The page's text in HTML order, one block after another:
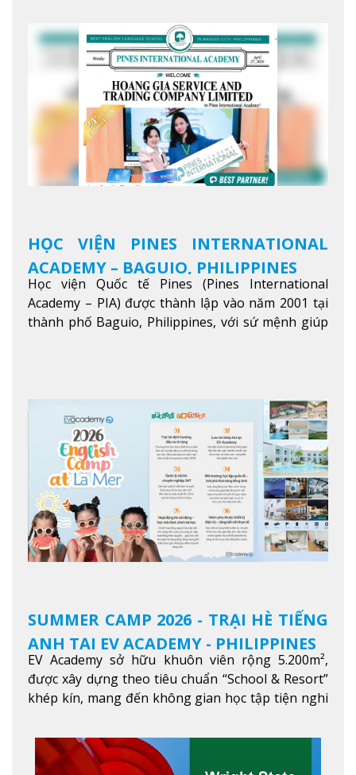
HỌC VIỆN PINES INTERNATIONAL
ACADEMY – BAGUIO, PHILIPPINES
Học viện Quốc tế Pines (Pines International
Academy – PIA) được thành lập vào năm 2001 tại
thành phố Baguio, Philippines, với sứ mệnh giúp
SUMMER CAMP 2026 - TRẠI HÈ TIẾNG
ANH TẠI EV ACADEMY - PHILIPPINES
EV Academy sở hữu khuôn viên rộng 5.200m²,
được xây dựng theo tiêu chuẩn “School & Resort”
khép kín, mang đến không gian học tập tiện nghi
ích hiện đạXem thêm